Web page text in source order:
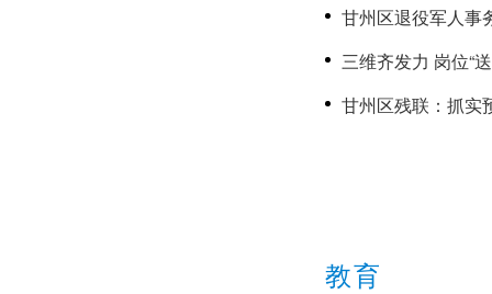
注入助残力量
甘州区退役军人事
展进军营活动
三维齐发力 岗位“
务“最后一公里”
甘州区残联：抓实
教育